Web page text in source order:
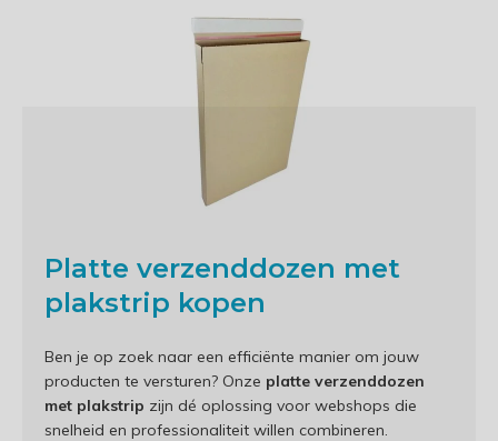
Platte verzenddozen met
plakstrip kopen
Ben je op zoek naar een efficiënte manier om jouw
producten te versturen? Onze platte verzenddozen
met plakstrip zijn dé oplossing voor webshops die
snelheid en professionaliteit willen combineren.